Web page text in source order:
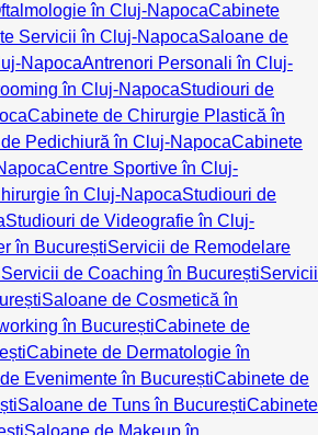
în Cluj-NapocaCabinete
Servicii în Cluj-NapocaSaloane de
NapocaAntrenori Personali în Cluj-
în Cluj-NapocaStudiouri de
Cabinete de Chirurgie Plastică în
Pedichiură în Cluj-NapocaCabinete
Centre Sportive în Cluj-
în Cluj-NapocaStudiouri de
Studiouri de Videografie în Cluj-
în BucureștiServicii de Remodelare
Servicii de Coaching în BucureștiServicii
Saloane de Cosmetică în
în BucureștiCabinete de
Cabinete de Dermatologie în
Evenimente în BucureștiCabinete de
Saloane de Tuns în BucureștiCabinete